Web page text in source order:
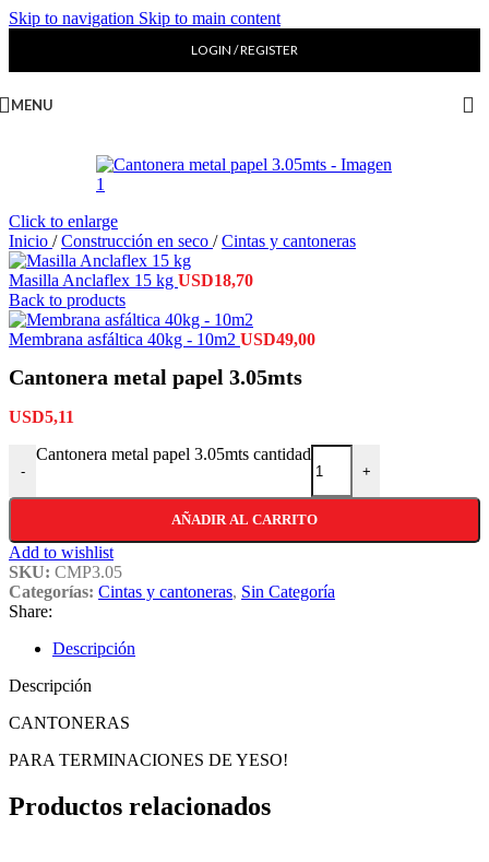
Skip to navigation Skip to main content
LOGIN / REGISTER
MENU
Click to enlarge
Inicio / Construcción en seco / Cintas y cantoneras
Masilla Anclaflex 15 kg USD18,70
Back to products
Membrana asfáltica 40kg - 10m2 USD49,00
Cantonera metal papel 3.05mts
USD5,11
-
Cantonera metal papel 3.05mts cantidad
+
AÑADIR AL CARRITO
Add to wishlist
SKU: CMP3.05
Categorías: Cintas y cantoneras, Sin Categoría
Share:
Descripción
Descripción
CANTONERAS
PARA TERMINACIONES DE YESO!
Productos relacionados